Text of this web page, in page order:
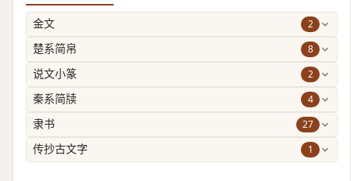
金文 2
楚系简帛 8
说文小篆 2
秦系简牍 4
隶书 27
传抄古文字 1